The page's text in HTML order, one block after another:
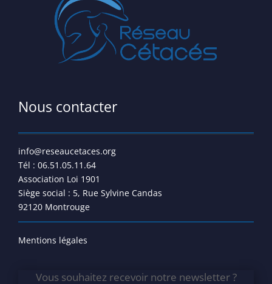
Nous contacter
info@reseaucetaces.org
Tél : 06.51.05.11.64
Association Loi 1901
Siège social : 5, Rue Sylvine Candas
92120 Montrouge
Mentions légales
Vous souhaitez recevoir notre newsletter ?